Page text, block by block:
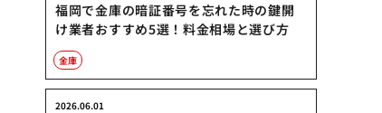
福岡で金庫の暗証番号を忘れた時の鍵開
け業者おすすめ5選！料金相場と選び方
金庫
2026.06.01